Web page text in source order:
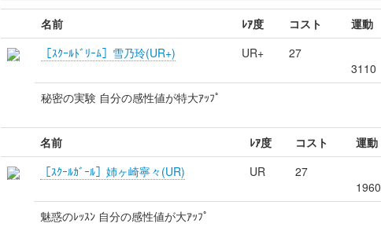
名前 ﾚｱ度 コスト 運動
［ｽｸｰﾙﾄﾞﾘｰﾑ］雪乃玲(UR+)
UR+
27
3110
秘密の実験 自分の感性値が特大ｱｯﾌﾟ
名前 ﾚｱ度 コスト 運動
［ｽｸｰﾙｶﾞｰﾙ］姉ヶ崎寧々(UR)
UR
27
1960
魅惑のﾚｯｽﾝ 自分の感性値が大ｱｯﾌﾟ